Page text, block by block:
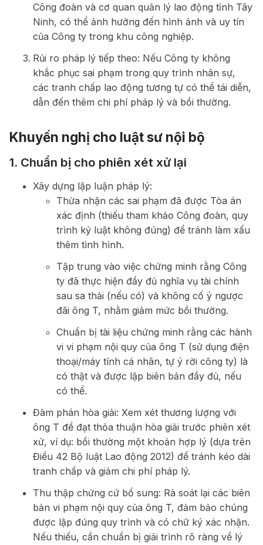
Công đoàn và cơ quan quản lý lao động tỉnh Tây
Ninh, có thể ảnh hưởng đến hình ảnh và uy tín
của Công ty trong khu công nghiệp.
Rủi ro pháp lý tiếp theo: Nếu Công ty không
khắc phục sai phạm trong quy trình nhân sự,
các tranh chấp lao động tương tự có thể tái diễn,
dẫn đến thêm chi phí pháp lý và bồi thường.
Khuyến nghị cho luật sư nội bộ
1. Chuẩn bị cho phiên xét xử lại
Xây dựng lập luận pháp lý:
Thừa nhận các sai phạm đã được Tòa án
xác định (thiếu tham khảo Công đoàn, quy
trình kỷ luật không đúng) để tránh làm xấu
thêm tình hình.
Tập trung vào việc chứng minh rằng Công
ty đã thực hiện đầy đủ nghĩa vụ tài chính
sau sa thải (nếu có) và không cố ý ngược
đãi ông T, nhằm giảm mức bồi thường.
Chuẩn bị tài liệu chứng minh rằng các hành
vi vi phạm nội quy của ông T (sử dụng điện
thoại/máy tính cá nhân, tự ý rời công ty) là
có thật và được lập biên bản đầy đủ, nếu
có thể.
Đàm phán hòa giải: Xem xét thương lượng với
ông T để đạt thỏa thuận hòa giải trước phiên xét
xử, ví dụ: bồi thường một khoản hợp lý (dựa trên
Điều 42 Bộ luật Lao động 2012) để tránh kéo dài
tranh chấp và giảm chi phí pháp lý.
Thu thập chứng cứ bổ sung: Rà soát lại các biên
bản vi phạm nội quy của ông T, đảm bảo chúng
được lập đúng quy trình và có chữ ký xác nhận.
Nếu thiếu, cần chuẩn bị giải trình rõ ràng về lý